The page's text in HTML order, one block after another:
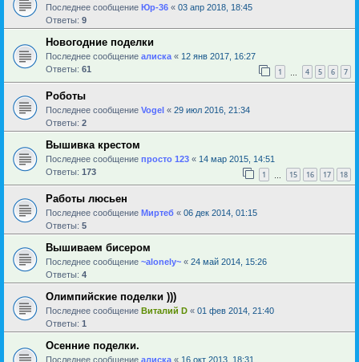
Последнее сообщение Юр-36 « 03 апр 2018, 18:45
Ответы: 9
Новогодние поделки
Последнее сообщение алиска « 12 янв 2017, 16:27
Ответы: 61 1 4 5 6 7
Роботы
Последнее сообщение Vogel « 29 июл 2016, 21:34
Ответы: 2
Вышивка крестом
Последнее сообщение просто 123 « 14 мар 2015, 14:51
Ответы: 173 1 15 16 17 18
Работы люсьен
Последнее сообщение Миртеб « 06 дек 2014, 01:15
Ответы: 5
Вышиваем бисером
Последнее сообщение ~alonely~ « 24 май 2014, 15:26
Ответы: 4
Олимпийские поделки )))
Последнее сообщение Виталий D « 01 фев 2014, 21:40
Ответы: 1
Осенние поделки.
Последнее сообщение алиска « 16 окт 2013, 18:31